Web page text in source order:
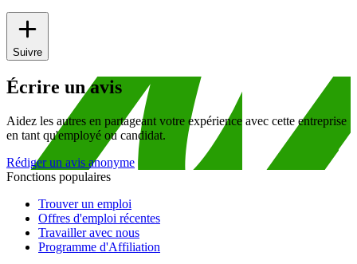
Suivre
Écrire un avis
Aidez les autres en partageant votre expérience avec cette entreprise
en tant qu'employé ou candidat.
Rédiger un avis anonyme
Fonctions populaires
Trouver un emploi
Offres d'emploi récentes
Travailler avec nous
Programme d'Affiliation